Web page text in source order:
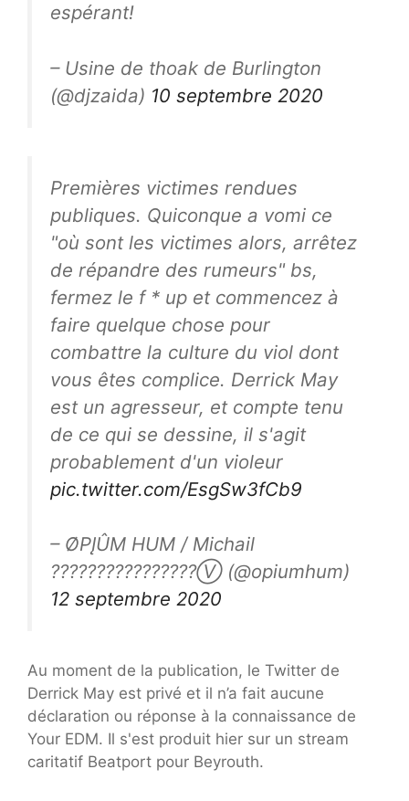
espérant!
– Usine de thoak de Burlington
(@djzaida) 10 septembre 2020
Premières victimes rendues
publiques. Quiconque a vomi ce
"où sont les victimes alors, arrêtez
de répandre des rumeurs" bs,
fermez le f * up et commencez à
faire quelque chose pour
combattre la culture du viol dont
vous êtes complice. Derrick May
est un agresseur, et compte tenu
de ce qui se dessine, il s'agit
probablement d'un violeur
pic.twitter.com/EsgSw3fCb9
– ØPĮÛM HUM / Michail
????️‍????????????Ⓥ (@opiumhum)
12 septembre 2020
Au moment de la publication, le Twitter de
Derrick May est privé et il n’a fait aucune
déclaration ou réponse à la connaissance de
Your EDM. Il s'est produit hier sur un stream
caritatif Beatport pour Beyrouth.